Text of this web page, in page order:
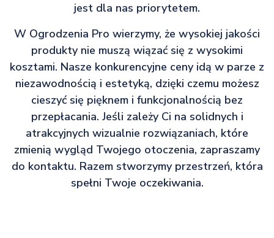
jest dla nas priorytetem.
W Ogrodzenia Pro wierzymy, że wysokiej jakości
produkty nie muszą wiązać się z wysokimi
kosztami. Nasze konkurencyjne ceny idą w parze z
niezawodnością i estetyką, dzięki czemu możesz
cieszyć się pięknem i funkcjonalnością bez
przepłacania. Jeśli zależy Ci na solidnych i
atrakcyjnych wizualnie rozwiązaniach, które
zmienią wygląd Twojego otoczenia, zapraszamy
do kontaktu. Razem stworzymy przestrzeń, która
spełni Twoje oczekiwania.